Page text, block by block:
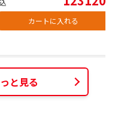
カートに入れる
と見る